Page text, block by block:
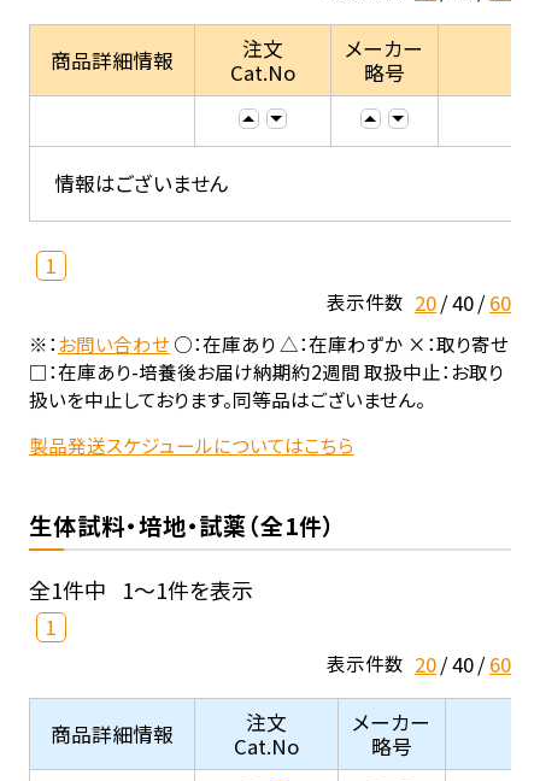
商品詳細情報
注文
Cat.No
メーカー
略号
情報はございません
1
表示件数 20 40 60
※：お問い合わせ○：在庫あり △：在庫わずか ×：取り寄せ
□：在庫あり-培養後お届け納期約2週間 取扱中止：お取り
扱いを中止しております。同等品はございません。
製品発送スケジュールについてはこちら
生体試料・培地・試薬（全1件）
全1件中 1～1件を表示
1
表示件数 20 40 60
商品詳細情報
注文
Cat.No
メーカー
略号